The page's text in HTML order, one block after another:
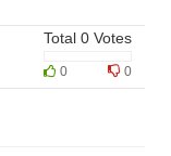
Total 0Votes
0 0